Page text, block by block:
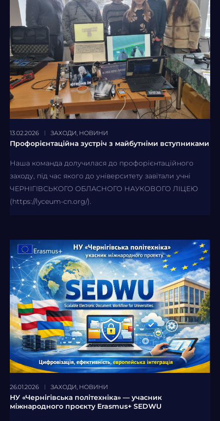
13.02.2026 ЗАХОДИ НОВИНИ
Профорієнтаційна зустріч з майбутніми вступниками
Наша команда долучилася до профорієнтаційного
заходу, під час якого до університету завітали учні
ЧЕРНІГІВСЬКОГО ОБЛАСНОГО НАУКОВОГО ЛІЦЕЮ
(https://lyceum-cn.org/).
26.01.2026 ЗАХОДИ, НОВИНИ
НУ «Чернігівська політехніка» — учасник
міжнародного проєкту Erasmus+ SEDWU